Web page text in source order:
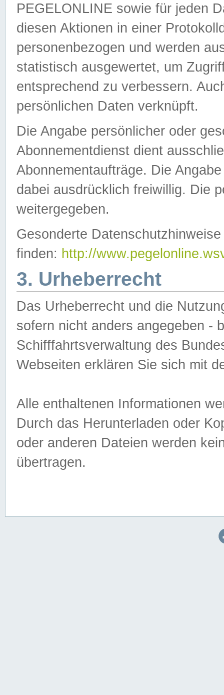
PEGELONLINE sowie für jeden
diesen Aktionen in einer
personenbezogen und werden
statistisch ausgewertet, um
entsprechend zu verbessern.
persönlichen Daten verknüpft.
Die Angabe persönlicher oder
Abonnementdienst dient
Abonnementaufträge. Die
dabei ausdrücklich freiwillig. Die
weitergegeben.
Gesonderte
finden: http://
3. Urheberrecht
Das Urheberrecht und die
sofern nicht anders angegeben -
Schifffahrtsverwaltung des
Webseiten erklären Sie sich mit
Alle enthaltenen Informationen
Durch das Herunterladen oder
oder anderen Dateien werden
übertragen.